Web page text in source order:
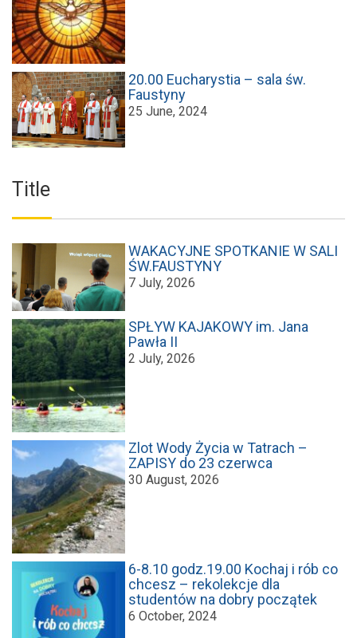
20.00 Eucharystia – sala św.
Faustyny
25 June, 2024
Title
WAKACYJNE SPOTKANIE W SALI
ŚW.FAUSTYNY
7 July, 2026
SPŁYW KAJAKOWY im. Jana
Pawła II
2 July, 2026
Zlot Wody Życia w Tatrach –
ZAPISY do 23 czerwca
30 August, 2026
6-8.10 godz.19.00 Kochaj i rób co
chcesz – rekolekcje dla
studentów na dobry początek
6 October, 2024